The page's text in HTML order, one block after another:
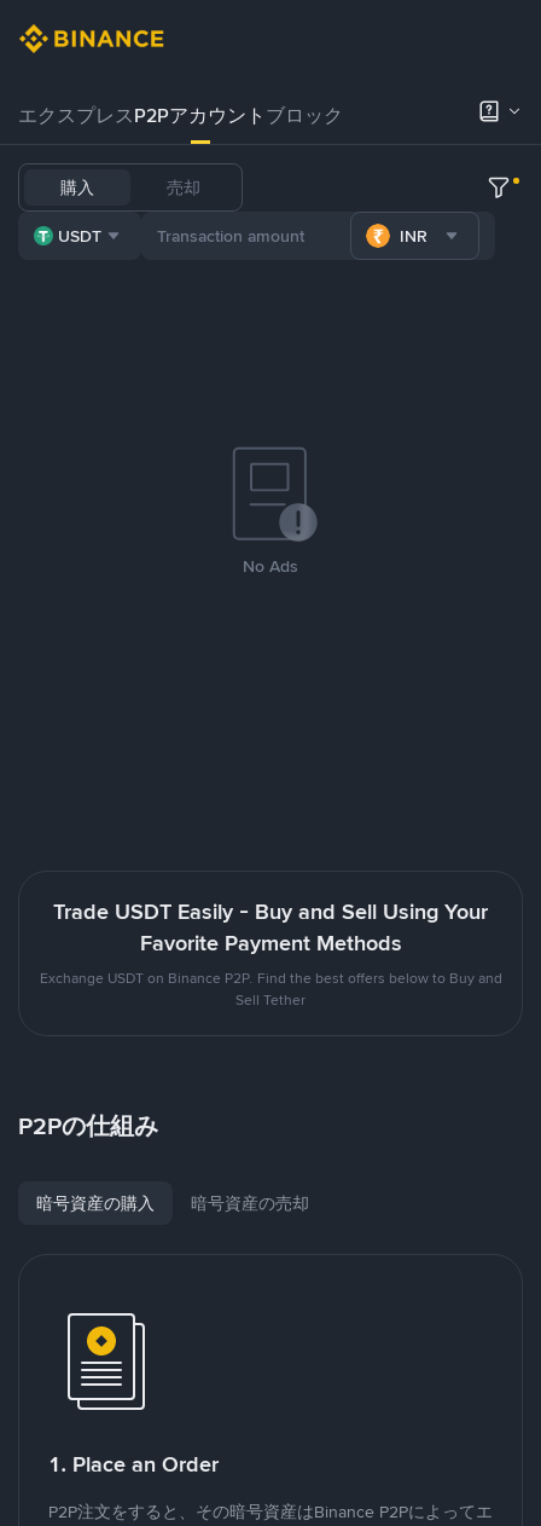
エクスプレスP2Pアカウント ブロック
購入 売却
USDT INR
No Ads
Trade USDT Easily - Buy and Sell Using Your
Favorite Payment Methods
Exchange USDT on Binance P2P. Find the best offers below to Buy and
Sell Tether
P2Pの仕組み
暗号資産の購入 暗号資産の売却
1. Place an Order
P2P注文をすると、その暗号資産はBinance P2Pによってエ